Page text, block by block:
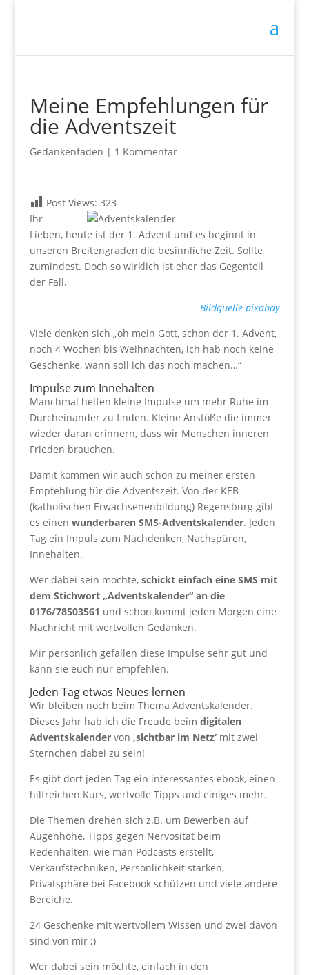
Meine Empfehlungen für
die Adventszeit
Gedankenfaden | 1 Kommentar
Post Views: 323
Ihr
Lieben, heute ist der 1. Advent und es beginnt in
unseren Breitengraden die besinnliche Zeit. Sollte
zumindest. Doch so wirklich ist eher das Gegenteil
der Fall.
Bildquelle pixabay
Viele denken sich „oh mein Gott, schon der 1. Advent,
noch 4 Wochen bis Weihnachten, ich hab noch keine
Geschenke, wann soll ich das noch machen…“
Impulse zum Innehalten
Manchmal helfen kleine Impulse um mehr Ruhe im
Durcheinander zu finden. Kleine Anstöße die immer
wieder daran erinnern, dass wir Menschen inneren
Frieden brauchen.
Damit kommen wir auch schon zu meiner ersten
Empfehlung für die Adventszeit. Von der KEB
(katholischen Erwachsenenbildung) Regensburg gibt
es einen wunderbaren SMS-Adventskalender. Jeden
Tag ein Impuls zum Nachdenken, Nachspüren,
Innehalten.
Wer dabei sein möchte, schickt einfach eine SMS mit
dem Stichwort „Adventskalender“ an die
0176/78503561 und schon kommt jeden Morgen eine
Nachricht mit wertvollen Gedanken.
Mir persönlich gefallen diese Impulse sehr gut und
kann sie euch nur empfehlen.
Jeden Tag etwas Neues lernen
Wir bleiben noch beim Thema Adventskalender.
Dieses Jahr hab ich die Freude beim digitalen
Adventskalendervon ‚sichtbar im Netz‘mit zwei
Sternchen dabei zu sein!
Es gibt dort jeden Tag ein interessantes ebook, einen
hilfreichen Kurs, wertvolle Tipps und einiges mehr.
Die Themen drehen sich z.B. um Bewerben auf
Augenhöhe, Tipps gegen Nervosität beim
Redenhalten, wie man Podcasts erstellt,
Verkaufstechniken, Persönlichkeit stärken,
Privatsphäre bei Facebook schützen und viele andere
Bereiche.
24 Geschenke mit wertvollem Wissen und zwei davon
sind von mir ;)
Wer dabei sein möchte, einfach in den